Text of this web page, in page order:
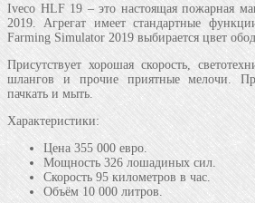
Iveco HLF 19 – это настоящая пожарная
2019. Агрегат имеет стандартные
Farming Simulator 2019 выбирается цвет
Присутствует хорошая скорость,
шлангов и прочие приятные мелочи.
пачкать и мыть.
Характеристики:
Цена 355 000 евро.
Мощность 326 лошадиных сил.
Скорость 95 километров в час.
Объём 10 000 литров.